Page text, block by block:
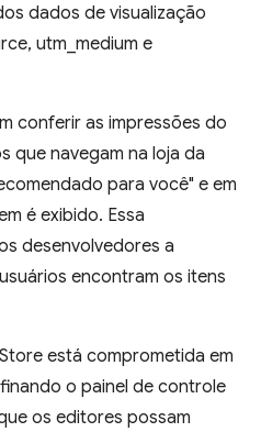
dados de visualização
utm_medium e
conferir as impressões do
que navegam na loja da
para você" e em
é exibido. Essa
desenvolvedores a
encontram os itens
está comprometida em
o painel de controle
os editores possam